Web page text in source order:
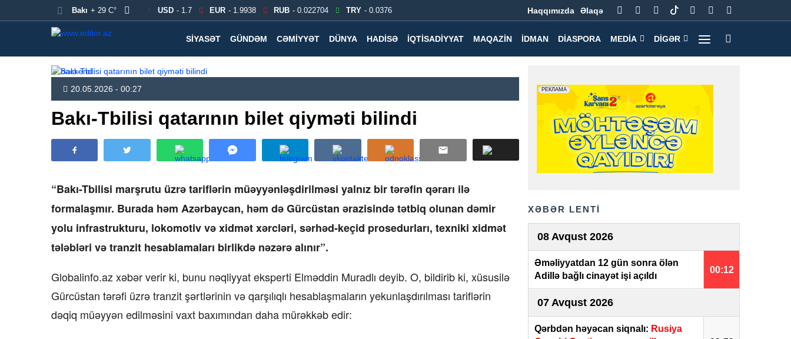
Bakı + 29 C° USD - 1.7 EUR - 1.9938 RUB - 0.022704 TRY - 0.0376 Haqqımızda Əlaqə
SIYASƏT GÜNDƏM CƏMIYYƏT DÜNYA HADISƏ İQTISADIYYAT MAQAZIN İDMAN DIASPORA MEDIA DIGƏR
20.05.2026 - 00:27
Bakı-Tbilisi qatarının bilet qiyməti bilindi
“Bakı-Tbilisi marşrutu üzrə tariflərin müəyyənləşdirilməsi yalnız bir tərəfin qərarı ilə
formalaşmır. Burada həm Azərbaycan, həm də Gürcüstan ərazisində tətbiq olunan dəmir
yolu infrastrukturu, lokomotiv və xidmət xərcləri, sərhəd-keçid prosedurları, texniki xidmət
tələbləri və tranzit hesablamaları birlikdə nəzərə alınır”.
Globalinfo.az xəbər verir ki, bunu nəqliyyat eksperti Elməddin Muradlı deyib. O, bildirib ki, xüsusilə
Gürcüstan tərəfi üzrə tranzit şərtlərinin və qarşılıqlı hesablaşmaların yekunlaşdırılması tariflərin
dəqiq müəyyən edilməsini vaxt baxımından daha mürəkkəb edir:
XƏBƏR LENTİ
08 Avqust 2026
00:12
Əməliyyatdan 12 gün sonra ölən
Adillə bağlı cinayət işi açıldı
07 Avqust 2026
Qərbdən həyəcan siqnalı: Rusiya